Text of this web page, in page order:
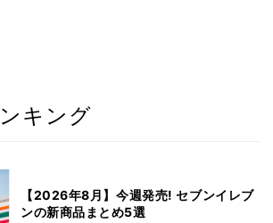
キング
【2026年8月】今週発売! セブンイレブ
ンの新商品まとめ5選